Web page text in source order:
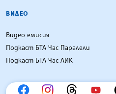
ВИДЕО
Видео емисия
Подкаст БТА Час Паралели
Подкаст БТА Час ЛИК